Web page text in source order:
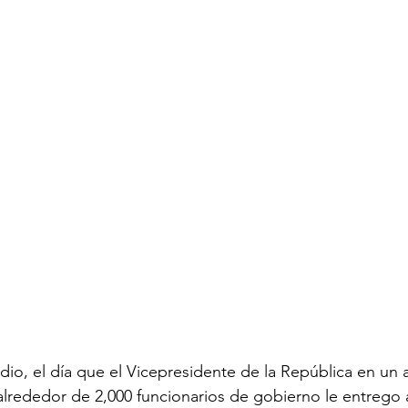
el día que el Vicepresidente de la República en
de 2,000 funcionarios de gobierno le entrego